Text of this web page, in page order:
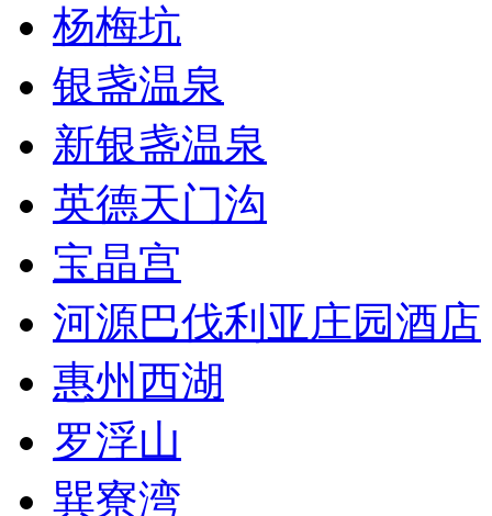
杨梅坑
银盏温泉
新银盏温泉
英德天门沟
宝晶宫
河源巴伐利亚庄园酒店
惠州西湖
罗浮山
巽寮湾